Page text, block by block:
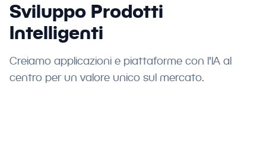
Sviluppo Prodotti
Intelligenti
Creiamo applicazioni e piattaforme con l'IA al
centro per un valore unico sul mercato.